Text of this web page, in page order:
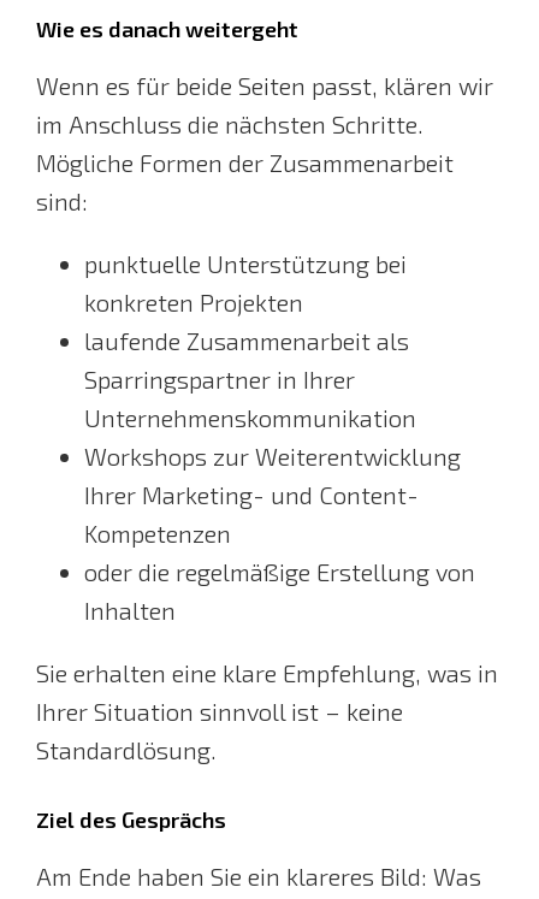
Wie es danach weitergeht
Wenn es für beide Seiten passt, klären wir
im Anschluss die nächsten Schritte.
Mögliche Formen der Zusammenarbeit
sind:
punktuelle Unterstützung bei
konkreten Projekten
laufende Zusammenarbeit als
Sparringspartner in Ihrer
Unternehmenskommunikation
Workshops zur Weiterentwicklung
Ihrer Marketing- und Content-
Kompetenzen
oder die regelmäßige Erstellung von
Inhalten
Sie erhalten eine klare Empfehlung, was in
Ihrer Situation sinnvoll ist – keine
Standardlösung.
Ziel des Gesprächs
Am Ende haben Sie ein klareres Bild: Was